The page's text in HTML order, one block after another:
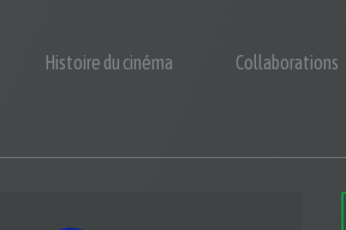
Histoire du cinéma Collaborations